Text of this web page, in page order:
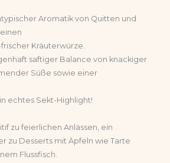
Aromatik von Quitten und
Kräuterwürze.
saftiger Balance von knackiger
Süße sowie einer
echtes Sekt-Highlight!
zu feierlichen Anlässen, ein
zu Desserts mit Äpfeln wie Tarte
Flussfisch.